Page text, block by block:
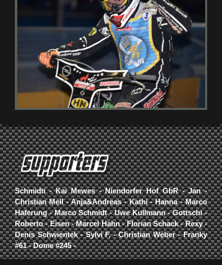
Schmidti - Kai Mewes - Niendorfer Hof GbR - Jan -
Christian Mell - Anja&Andreas - Kathi - Hanna - Marco
Haferung - Marco Schmidt - Uwe Kullmann - Gottschi -
Roberto - Eisen - Marcel Hahn - Florian Schack - Rexy -
Denis Schwientek - Sylvi F. - Christian Weber - Franky
#61 - Dome #245 -